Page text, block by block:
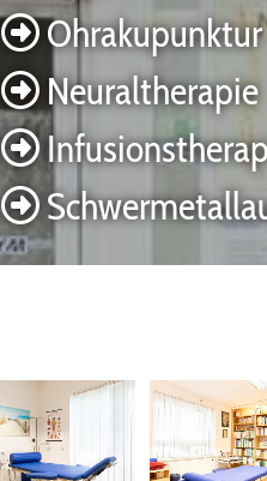
Ohrakupunktur
 Neuraltherapie

